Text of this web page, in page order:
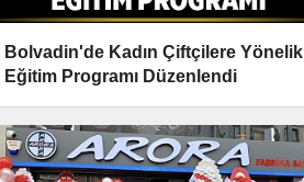
Bolvadin'de Kadın Çiftçilere Yönelik
Eğitim Programı Düzenlendi